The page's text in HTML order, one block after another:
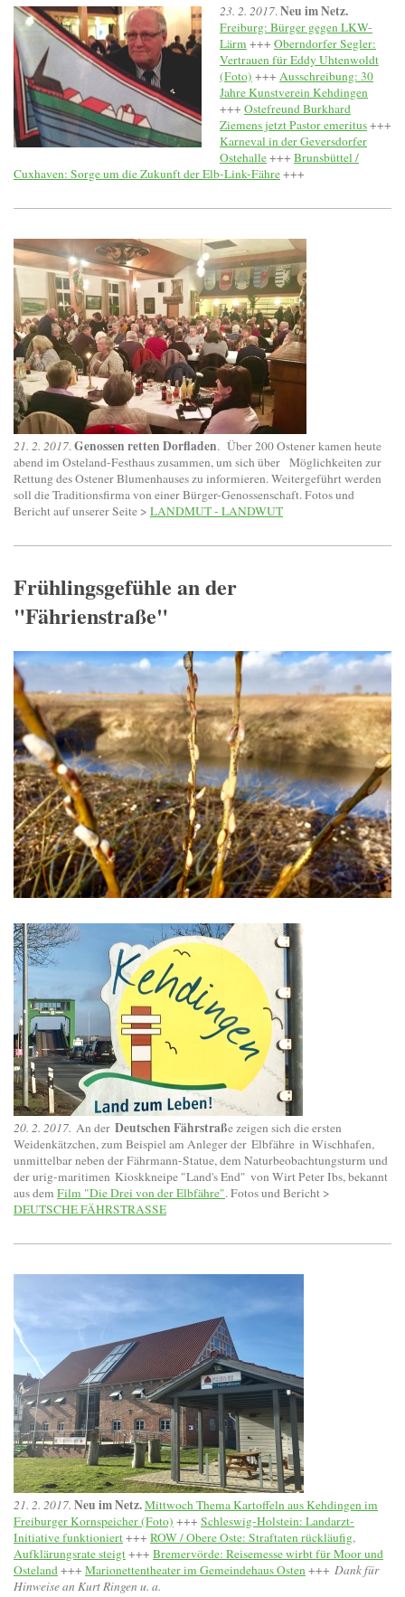
23. 2. 2017.Neu im Netz.
Freiburg: Bürger gegen LKW-
Lärm +++ Oberndorfer Segler:
Vertrauen für Eddy Uhtenwoldt
(Foto) +++ Ausschreibung: 30
Jahre Kunstverein Kehdingen
+++ Ostefreund Burkhard
Ziemens jetzt Pastor emeritus+++
Karneval in der Geversdorfer
Ostehalle+++ Brunsbüttel /
Cuxhaven: Sorge um die Zukunft der Elb-Link-Fähre+++
21. 2. 2017.Genossen retten Dorfladen. Über 200 Ostener kamen heute
abend im Osteland-Festhaus zusammen, um sich über Möglichkeiten zur
Rettung des Ostener Blumenhauses zu informieren. Weitergeführt werden
soll die Traditionsfirma von einer Bürger-Genossenschaft. Fotos und
Bericht auf unserer Seite > LANDMUT - LANDWUT
Frühlingsgefühle an der
"Fährienstraße"
20. 2. 2017. An der Deutschen Fährstraße zeigen sich die ersten
Weidenkätzchen, zum Beispiel am Anleger der Elbfähre in Wischhafen,
unmittelbar neben der Fährmann-Statue, dem Naturbeobachtungsturm und
der urig-maritimen Kioskkneipe "Land's End" von Wirt Peter Ibs, bekannt
aus dem Film "Die Drei von der Elbfähre". Fotos und Bericht >
DEUTSCHE FÄHRSTRASSE
21. 2. 2017. Neu im Netz.Mittwoch Thema Kartoffeln aus Kehdingen im
Freiburger Kornspeicher (Foto) +++ Schleswig-Holstein: Landarzt-
Initiative funktioniert+++ ROW / Obere Oste: Straftaten rückläufig,
Aufklärungsrate steigt+++ Bremervörde: Reisemesse wirbt für Moor und
Osteland+++ Marionettentheater im Gemeindehaus Osten+++ Dank für
Hinweise an Kurt Ringen u. a.